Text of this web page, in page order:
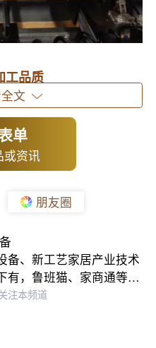
工品质
工出的榫槽尺寸统一，榫
品率居高不下。传统加工
缺陷，而数控作业能有效
生产成本
离接触加工主轴的概率，
运维简单。长期使用下
文
单
或资讯
朋友圈
备、新工艺家居产业技术
有，鲁班猫、家商通等…
注本频道